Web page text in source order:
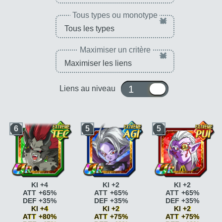
Tous types ou monotype ×
Maximiser un critère ×
Liens au niveau 1 ou 10
6
KI +4
ATT +65%
DEF +35%
KI +4
ATT +80%
5
KI +2
ATT +65%
DEF +35%
KI +2
ATT +75%
5
KI +2
ATT +65%
DEF +35%
KI +2
ATT +75%